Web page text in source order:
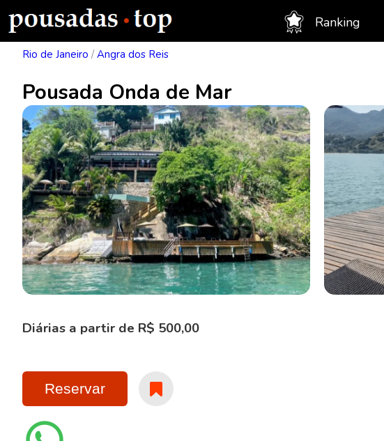
Ranking
Rio de Janeiro / Angra dos Reis
Pousada Onda de Mar
Diárias a partir de R$ 500,00
Reservar